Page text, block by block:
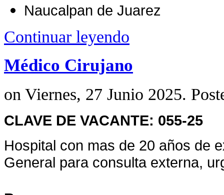
Naucalpan de Juarez
Continuar leyendo
Médico Cirujano
on Viernes, 27 Junio 2025.
CLAVE DE VACANTE: 055-25
Hospital con mas de 20 años de
General para consulta externa,